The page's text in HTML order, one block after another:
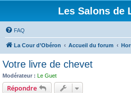
Les Salons de
FAQ
La Cour d’Obéron Accueil du forum
Votre livre de chevet
Modérateur : Le Guet
Répondre